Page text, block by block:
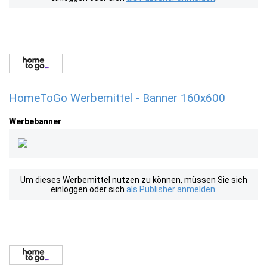
HomeToGo Werbemittel - Banner 160x600
Werbebanner
Um dieses Werbemittel nutzen zu können, müssen Sie sich
einloggen oder sich als Publisher anmelden